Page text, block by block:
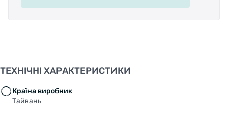
ТЕХНІЧНІ ХАРАКТЕРИСТИКИ
Країна виробник
Тайвань